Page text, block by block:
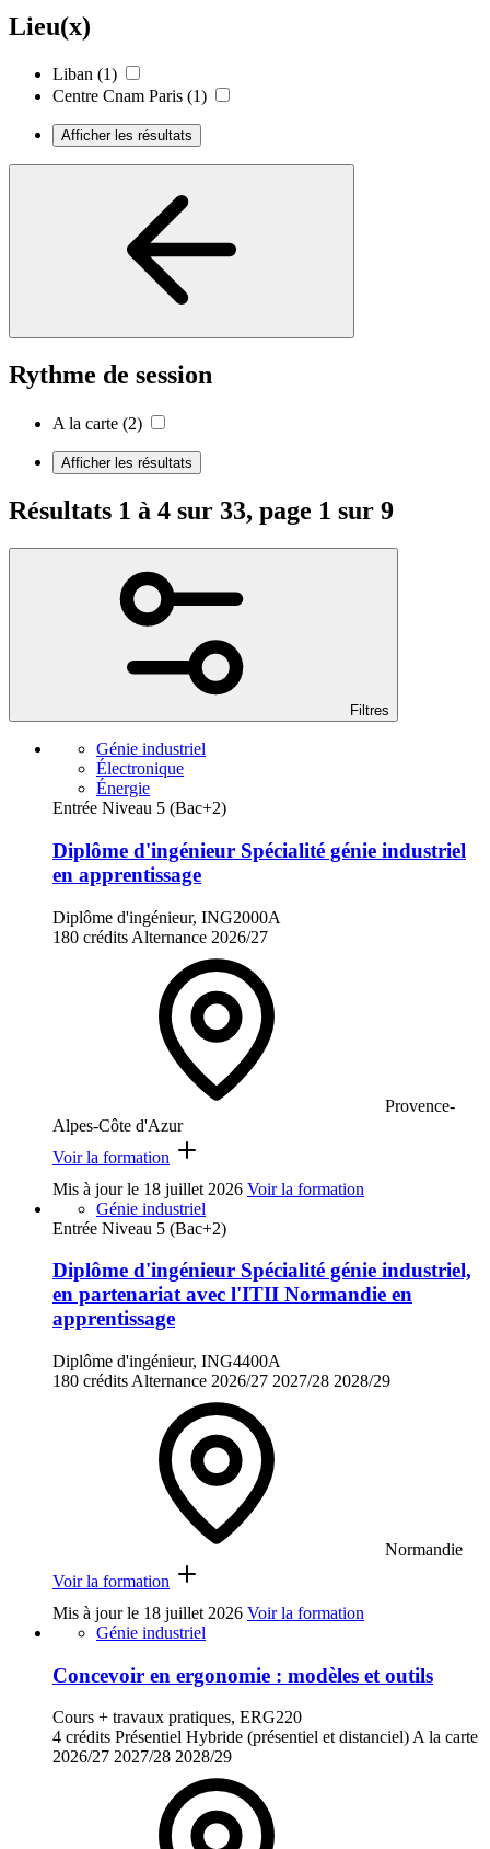
Lieu(x)
Liban (1)
Centre Cnam Paris (1)
Afficher les résultats
Rythme de session
A la carte (2)
Afficher les résultats
Résultats 1 à 4 sur 33, page 1 sur 9
Filtres
Génie industriel
Électronique
Énergie
Entrée Niveau 5 (Bac+2)
Diplôme d'ingénieur Spécialité génie industriel
en apprentissage
Diplôme d'ingénieur, ING2000A
180 crédits Alternance 2026/27
Provence-
Alpes-Côte d'Azur
Voir la formation
Mis à jour le 18 juillet 2026 Voir la formation
Génie industriel
Entrée Niveau 5 (Bac+2)
Diplôme d'ingénieur Spécialité génie industriel,
en partenariat avec l'ITII Normandie en
apprentissage
Diplôme d'ingénieur, ING4400A
180 crédits Alternance 2026/27 2027/28 2028/29
Normandie
Voir la formation
Mis à jour le 18 juillet 2026 Voir la formation
Génie industriel
Concevoir en ergonomie : modèles et outils
Cours + travaux pratiques, ERG220
4 crédits Présentiel Hybride (présentiel et distanciel) A la carte
2026/27 2027/28 2028/29